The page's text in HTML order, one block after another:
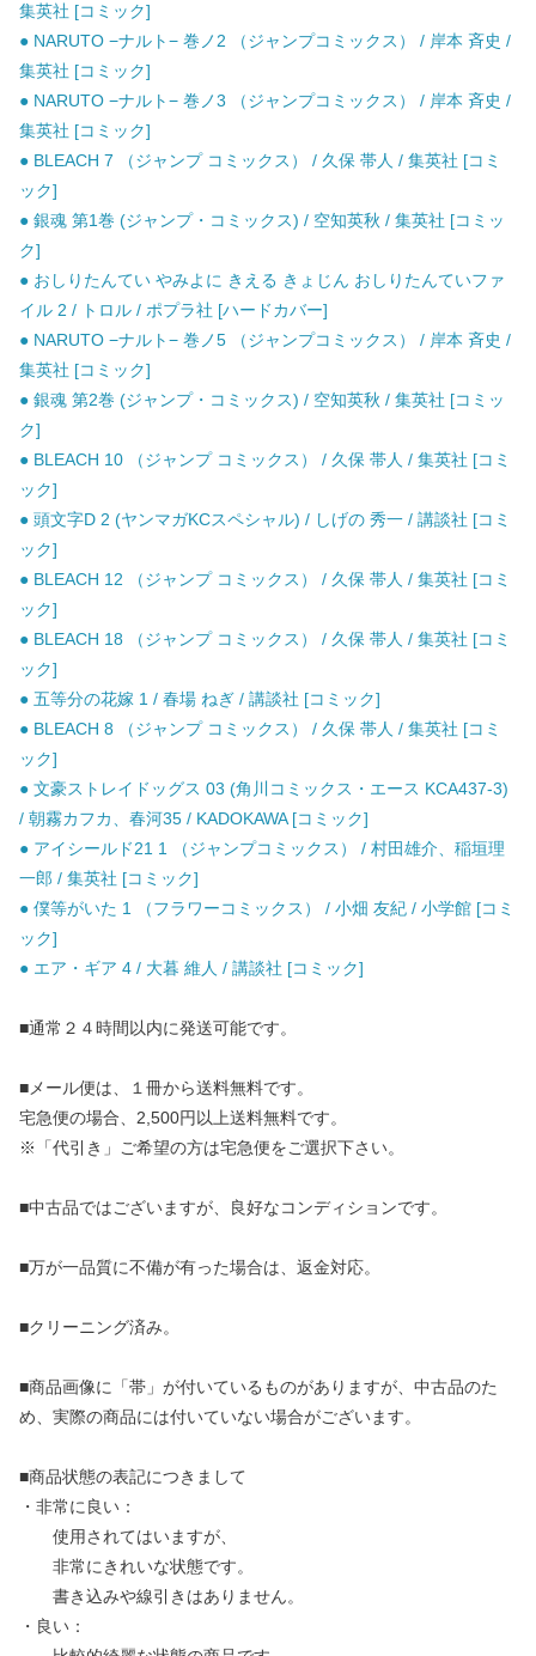
集英社 [コミック]
● NARUTO −ナルト− 巻ノ2 （ジャンプコミックス） / 岸本 斉史 /
集英社 [コミック]
● NARUTO −ナルト− 巻ノ3 （ジャンプコミックス） / 岸本 斉史 /
集英社 [コミック]
● BLEACH 7 （ジャンプ コミックス） / 久保 帯人 / 集英社 [コミ
ック]
● 銀魂 第1巻 (ジャンプ・コミックス) / 空知英秋 / 集英社 [コミッ
ク]
● おしりたんてい やみよに きえる きょじん おしりたんていファ
イル 2 / トロル / ポプラ社 [ハードカバー]
● NARUTO −ナルト− 巻ノ5 （ジャンプコミックス） / 岸本 斉史 /
集英社 [コミック]
● 銀魂 第2巻 (ジャンプ・コミックス) / 空知英秋 / 集英社 [コミッ
ク]
● BLEACH 10 （ジャンプ コミックス） / 久保 帯人 / 集英社 [コミ
ック]
● 頭文字D 2 (ヤンマガKCスペシャル) / しげの 秀一 / 講談社 [コミ
ック]
● BLEACH 12 （ジャンプ コミックス） / 久保 帯人 / 集英社 [コミ
ック]
● BLEACH 18 （ジャンプ コミックス） / 久保 帯人 / 集英社 [コミ
ック]
● 五等分の花嫁 1 / 春場 ねぎ / 講談社 [コミック]
● BLEACH 8 （ジャンプ コミックス） / 久保 帯人 / 集英社 [コミ
ック]
● 文豪ストレイドッグス 03 (角川コミックス・エース KCA437-3)
/ 朝霧カフカ、春河35 / KADOKAWA [コミック]
● アイシールド21 1 （ジャンプコミックス） / 村田雄介、稲垣理
一郎 / 集英社 [コミック]
● 僕等がいた 1 （フラワーコミックス） / 小畑 友紀 / 小学館 [コミ
ック]
● エア・ギア 4 / 大暮 維人 / 講談社 [コミック]
■通常２４時間以内に発送可能です。
■メール便は、１冊から送料無料です。
宅急便の場合、2,500円以上送料無料です。
※「代引き」ご希望の方は宅急便をご選択下さい。
■中古品ではございますが、良好なコンディションです。
■万が一品質に不備が有った場合は、返金対応。
■クリーニング済み。
■商品画像に「帯」が付いているものがありますが、中古品のた
め、実際の商品には付いていない場合がございます。
■商品状態の表記につきまして
・非常に良い：
使用されてはいますが、
非常にきれいな状態です。
書き込みや線引きはありません。
・良い：